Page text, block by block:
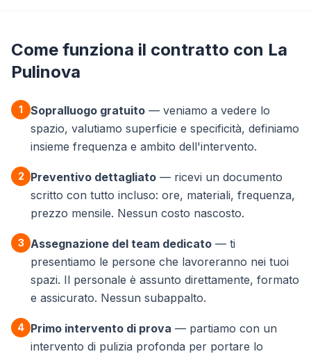
Come funziona il contratto con La
Pulinova
1 Sopralluogo gratuito — veniamo a vedere lo
spazio, valutiamo superficie e specificità, definiamo
insieme frequenza e ambito dell'intervento.
2 Preventivo dettagliato — ricevi un documento
scritto con tutto incluso: ore, materiali, frequenza,
prezzo mensile. Nessun costo nascosto.
3 Assegnazione del team dedicato — ti
presentiamo le persone che lavoreranno nei tuoi
spazi. Il personale è assunto direttamente, formato
e assicurato. Nessun subappalto.
4 Primo intervento di prova — partiamo con un
intervento di pulizia profonda per portare lo